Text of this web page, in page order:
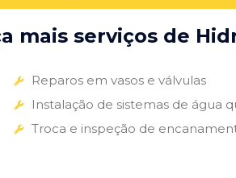
mais serviços de
Reparos em vasos e válvulas
Instalação de sistemas de água
Troca e inspeção de